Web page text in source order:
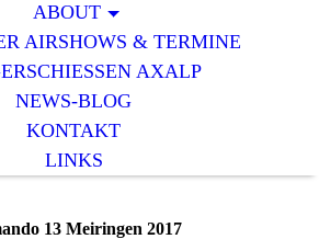
ABOUT
AIRSHOWS & TERMINE
AXALP
NEWS-BLOG
KONTAKT
LINKS
13 Meiringen 2017